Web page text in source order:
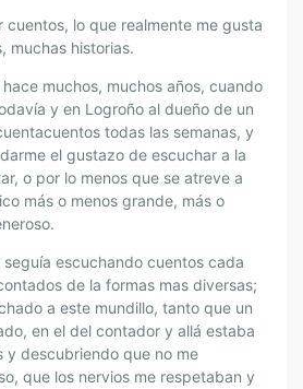
cuentos, lo que realmente me gusta
muchas historias.
muchos, muchos años, cuando
y en Logroño al dueño de un
todas las semanas, y
el gustazo de escuchar a la
o por lo menos que se atreve a
más o menos grande, más o
escuchando cuentos cada
de la formas mas diversas;
a este mundillo, tanto que un
en el del contador y allá estaba
y descubriendo que no me
que los nervios me respetaban y